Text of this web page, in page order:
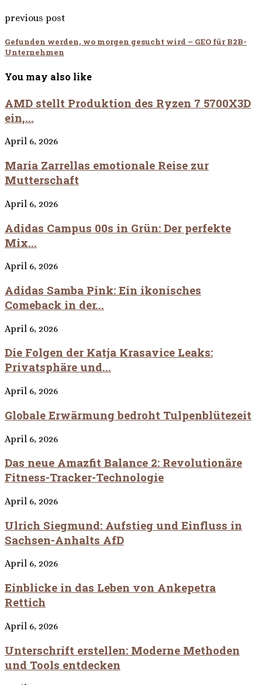
previous post
Gefunden werden, wo morgen gesucht wird – GEO für B2B-
Unternehmen
You may also like
AMD stellt Produktion des Ryzen 7 5700X3D
ein,...
April 6, 2026
Maria Zarrellas emotionale Reise zur
Mutterschaft
April 6, 2026
Adidas Campus 00s in Grün: Der perfekte
Mix...
April 6, 2026
Adidas Samba Pink: Ein ikonisches
Comeback in der...
April 6, 2026
Die Folgen der Katja Krasavice Leaks:
Privatsphäre und...
April 6, 2026
Globale Erwärmung bedroht Tulpenblütezeit
April 6, 2026
Das neue Amazfit Balance 2: Revolutionäre
Fitness-Tracker-Technologie
April 6, 2026
Ulrich Siegmund: Aufstieg und Einfluss in
Sachsen-Anhalts AfD
April 6, 2026
Einblicke in das Leben von Ankepetra
Rettich
April 6, 2026
Unterschrift erstellen: Moderne Methoden
und Tools entdecken